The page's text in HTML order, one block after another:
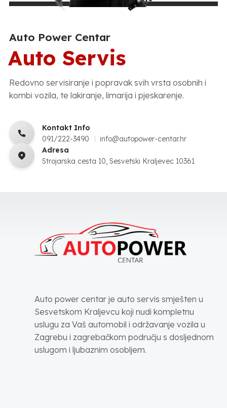
Auto Power Centar
Auto Servis
Redovno servisiranje i popravak svih vrsta osobnih i
kombi vozila, te lakiranje, limarija i pjeskarenje.
Kontakt Info
091/222-3490
info@autopower-centar.hr
Adresa
Strojarska cesta 10, Sesvetski Kraljevec 10361
Auto power centar je auto servis smješten u
Sesvetskom Kraljevcu koji nudi kompletnu
uslugu za Vaš automobil i održavanje vozila u
Zagrebu i zagrebačkom području s dosljednom
uslugom i ljubaznim osobljem.